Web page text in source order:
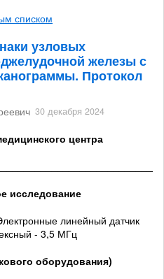
списком
узловых
железы с
Протокол
30 декабря 2024
центра
исследование
линейный датчик
- 3,5 МГц
оборудования)